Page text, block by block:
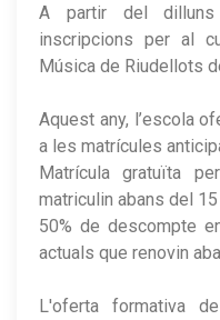
A partir del
inscripcions per al
Música de Riudellots
Aquest any, l’escola
a les matrícules
Matrícula gratuïta
matriculin abans del 15
50% de descompte
actuals que renovin
L'oferta formativa